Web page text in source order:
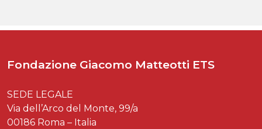
Fondazione Giacomo Matteotti ETS
SEDE LEGALE
Via dell’Arco del Monte, 99/a
00186 Roma – Italia